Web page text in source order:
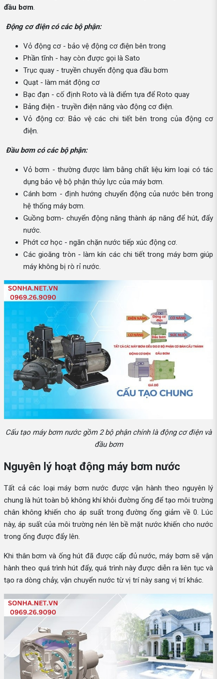
đầu bơm
Động cơ điện có các bộ phận:
Vỏ động cơ - bảo vệ động cơ điện bên trong
Phần tĩnh - hay còn được gọi là Sato
Trục quay - truyền chuyển động qua đầu bơm
Quạt - làm mát động cơ
Bạc đạn - cố định Roto và là điểm tựa để Roto quay
Bảng điện - truyền điện năng vào động cơ điện.
Vỏ động cơ: Bảo vệ các chi tiết bên trong của động cơ
điện.
Đầu bơm có các bộ phận:
Vỏ bơm - thường được làm bằng chất liệu kim loại có tác
dụng bảo vệ bộ phận thủy lực của máy bơm.
Cánh bơm - định hướng chuyển động của nước bên trong
hệ thống máy bơm.
Guồng bơm- chuyển động năng thành áp năng để hút, đẩy
nước.
Phớt cơ học - ngăn chặn nước tiếp xúc động cơ.
Các gioăng tròn - làm kín các chi tiết trong máy bơm giúp
máy không bị rò rỉ nước.
Cấu tạo máy bơm nước gồm 2 bộ phận chính là động cơ điện và
đầu bơm
Nguyên lý hoạt động máy bơm nước
Tất cả các loại máy bơm nước được vận hành theo nguyên lý
chung là hút toàn bộ không khí khỏi đường ống để tạo môi trường
chân không khiến cho áp suất trong đường ống giảm về 0. Lúc
này, áp suất của môi trường nén lên bề mặt nước khiến cho nước
trong ống được đẩy lên.
Khi thân bơm và ống hút đã được cấp đủ nước, máy bơm sẽ vận
hành theo quá trình hút đẩy, quá trình này được diễn ra liên tục và
tạo ra dòng chảy, vận chuyển nước từ vị trí này sang vị trí khác.